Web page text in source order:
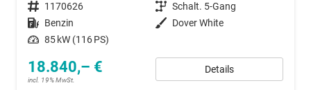
Fahrzeugnummer 1170626 Getriebe Schalt. 5-Gang
Kraftstoff Benzin Außenfarbe Dover White
Leistung 85 kW (116 PS)
18.840,– €
incl. 19% MwSt.
Details